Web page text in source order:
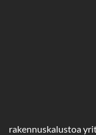
rakennuskalustoa